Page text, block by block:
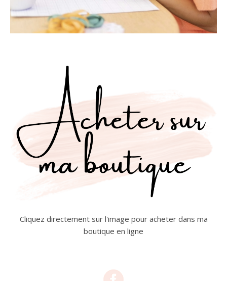
Cliquez directement sur l'image pour acheter dans ma
boutique en ligne